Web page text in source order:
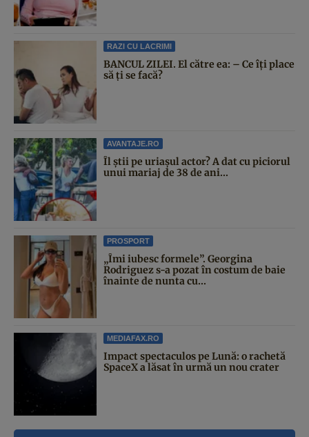
RAZI CU LACRIMI
BANCUL ZILEI. El către ea: – Ce îți place
să ți se facă?
AVANTAJE.RO
Îl știi pe uriașul actor? A dat cu piciorul
unui mariaj de 38 de ani...
PROSPORT
„Îmi iubesc formele”. Georgina
Rodriguez s-a pozat în costum de baie
înainte de nunta cu...
MEDIAFAX.RO
Impact spectaculos pe Lună: o rachetă
SpaceX a lăsat în urmă un nou crater